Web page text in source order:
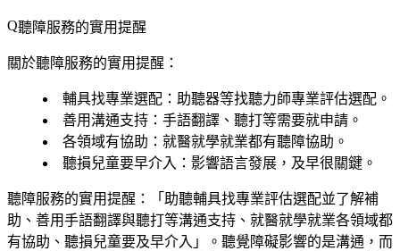
聽障服務的實用提醒
關於聽障服務的實用提醒：
輔具找專業選配 ：助聽器等找聽力師專業評估選配。
善用溝通支持 ：手語翻譯、聽打等需要就申請。
各領域有協助 ：就醫就學就業都有聽障協助。
聽損兒童要早介入 ：影響語言發展，及早很關鍵。
聽障服務的實用提醒：「助聽輔具找專業評估選配並了解補
助、善用手語翻譯與聽打等溝通支持、就醫就學就業各領域都
有協助、聽損兒童要及早介入」。聽覺障礙影響的是溝通，而